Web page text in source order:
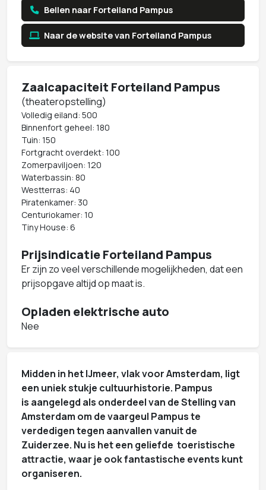
Bellen naar Forteiland Pampus
Naar de website van Forteiland Pampus
Zaalcapaciteit Forteiland Pampus
(theateropstelling)
Volledig eiland: 500
Binnenfort geheel: 180
Tuin: 150
Fortgracht overdekt: 100
Zomerpaviljoen: 120
Waterbassin: 80
Westterras: 40
Piratenkamer: 30
Centuriokamer: 10
Tiny House: 6
Prijsindicatie Forteiland Pampus
Er zijn zo veel verschillende mogelijkheden, dat een
prijsopgave altijd op maat is.
Opladen elektrische auto
Nee
Midden in het IJmeer, vlak voor Amsterdam, ligt
een uniek stukje cultuurhistorie. Pampus
is aangelegd als onderdeel van de Stelling van
Amsterdam om de vaargeul Pampus te
verdedigen tegen aanvallen vanuit de
Zuiderzee. Nu is het een geliefde toeristische
attractie, waar je ook fantastische events kunt
organiseren.